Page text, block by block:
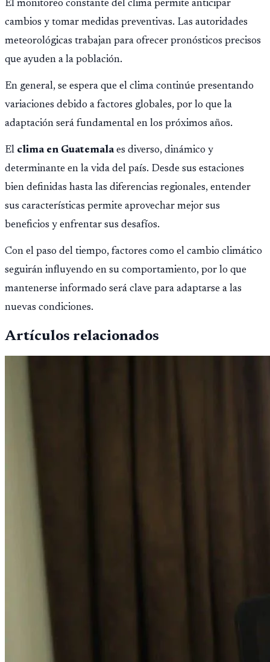
El monitoreo constante del clima permite anticipar
cambios y tomar medidas preventivas. Las autoridades
meteorológicas trabajan para ofrecer pronósticos precisos
que ayuden a la población.
En general, se espera que el clima continúe presentando
variaciones debido a factores globales, por lo que la
adaptación será fundamental en los próximos años.
El clima en Guatemalaes diverso, dinámico y
determinante en la vida del país. Desde sus estaciones
bien definidas hasta las diferencias regionales, entender
sus características permite aprovechar mejor sus
beneficios y enfrentar sus desafíos.
Con el paso del tiempo, factores como el cambio climático
seguirán influyendo en su comportamiento, por lo que
mantenerse informado será clave para adaptarse a las
nuevas condiciones.
Artículos relacionados